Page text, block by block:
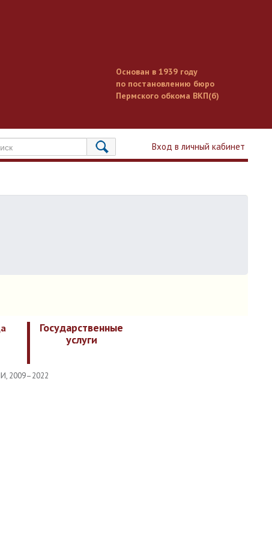
Основан в 1939 году
по постановлению бюро
Пермского обкома ВКП(б)
Вход в личный кабинет
Государственные
услуги
2009–2022